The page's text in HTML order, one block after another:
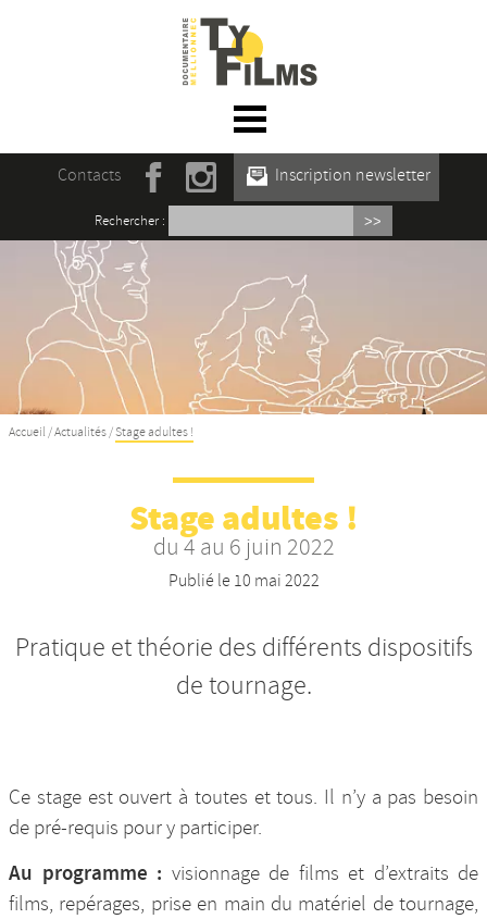
☰ Menu
Accueil
Actualités
L’association
Rencontres du film documentaire de
Mellionnec
Projections
Se former
Nos productions et +
Contacts Inscription newsletter
Rechercher :
Accueil /Actualités /Stage adultes !
Stage adultes !
du 4 au 6 juin 2022
Publié le 10 mai 2022
Pratique et théorie des différents dispositifs
de tournage.
Ce stage est ouvert à toutes et tous. Il n’y a pas besoin
de pré-requis pour y participer.
Au programme : visionnage de films et d’extraits de
films, repérages, prise en main du matériel de tournage,